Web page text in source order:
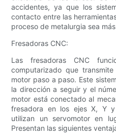
accidentes, ya que los
contacto entre las
proceso de metalurgia sea
Fresadoras CNC:
Las fresadoras CNC
computarizado que
motor paso a paso. Este
la dirección a seguir y el
motor está conectado al
fresadora en los ejes X, Y
utilizan un servomotor en
Presentan las siguientes